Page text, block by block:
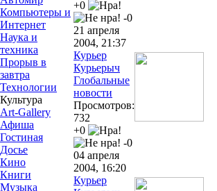
Компьютеры и
Интернет
Наука и
техника
Прорыв в
завтра
Технологии
Культура
Art-Gallery
Афиша
Гостиная
Досье
Кино
Книги
Музыка
+0
-0
21 апреля
2004, 21:37
Курьер
Курьерыч
Глобальные
новости
Просмотров:
732
+0
-0
04 апреля
2004, 16:20
Курьер